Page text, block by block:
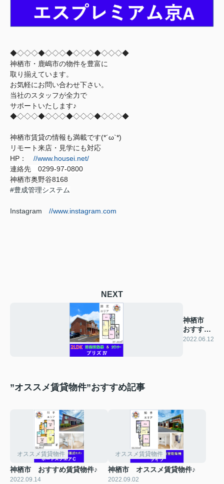
◆◇◇◇◆◇◇◇◆◇◇◇◆◇◇◇◆
神栖市・鹿嶋市の物件を豊富に
取り揃えています。
お気軽にお問い合わせ下さい。
当社のスタッフが全力で
サポートいたします♪
◆◇◇◇◆◇◇◇◆◇◇◇◆◇◇◇◆
神栖市賃貸の情報も満載です(*´ω`*)
リモート来店・見学にも対応
HP： //www.housei.net/
連絡先 0299‐97‐0800
神栖市奥野谷8168
#豊成管理システム
Instagram //www.instagram.com
NEXT
神栖市
おすすめ
賃貸物件
2022.06.12
”オススメ賃貸物件”おすすめ記事
オススメ賃貸物件
神栖市 おすすめ賃貸物件♪
2022.09.14
オススメ賃貸物件
神栖市 オススメ賃貸物件♪
2022.09.02